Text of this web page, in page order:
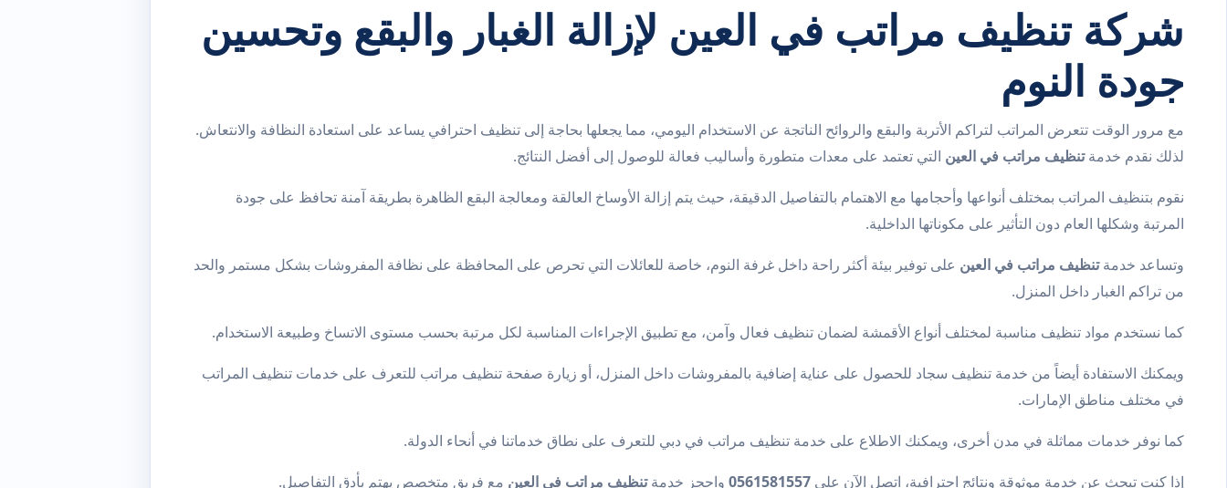
شركة تنظيف مراتب في العين لإزالة الغبار والبقع وتحسين
جودة النوم
مع مرور الوقت تتعرض المراتب لتراكم الأتربة والبقع والروائح الناتجة عن الاستخدام اليومي، مما يجعلها بحاجة إلى تنظيف احترافي يساعد على استعادة النظافة والانتعاش.
لذلك نقدم خدمةتنظيف مراتب في العين التي تعتمد على معدات متطورة وأساليب فعالة للوصول إلى أفضل النتائج.
نقوم بتنظيف المراتب بمختلف أنواعها وأحجامها مع الاهتمام بالتفاصيل الدقيقة، حيث يتم إزالة الأوساخ العالقة ومعالجة البقع الظاهرة بطريقة آمنة تحافظ على جودة
المرتبة وشكلها العام دون التأثير على مكوناتها الداخلية.
وتساعد خدمةتنظيف مراتب في العين على توفير بيئة أكثر راحة داخل غرفة النوم، خاصة للعائلات التي تحرص على المحافظة على نظافة المفروشات بشكل مستمر والحد
من تراكم الغبار داخل المنزل.
كما نستخدم مواد تنظيف مناسبة لمختلف أنواع الأقمشة لضمان تنظيف فعال وآمن، مع تطبيق الإجراءات المناسبة لكل مرتبة بحسب مستوى الاتساخ وطبيعة الاستخدام.
ويمكنك الاستفادة أيضاً من خدمة تنظيف سجاد للحصول على عناية إضافية بالمفروشات داخل المنزل، أو زيارة صفحة تنظيف مراتب للتعرف على خدمات تنظيف المراتب
في مختلف مناطق الإمارات.
كما نوفر خدمات مماثلة في مدن أخرى، ويمكنك الاطلاع على خدمة تنظيف مراتب في دبي للتعرف على نطاق خدماتنا في أنحاء الدولة.
إذا كنت تبحث عن خدمة موثوقة ونتائج احترافية، اتصل الآن على 0561581557 واحجز خدمةتنظيف مراتب في العين مع فريق متخصص يهتم بأدق التفاصيل.